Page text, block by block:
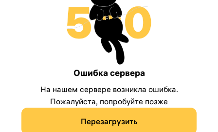
Ошибка сервера
На нашем сервере возникла ошибка.
Пожалуйста, попробуйте позже
Перезагрузить